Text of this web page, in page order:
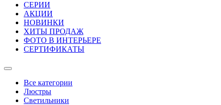
СЕРИИ
АКЦИИ
НОВИНКИ
ХИТЫ ПРОДАЖ
ФОТО В ИНТЕРЬЕРЕ
СЕРТИФИКАТЫ
Все категории
Люстры
Светильники